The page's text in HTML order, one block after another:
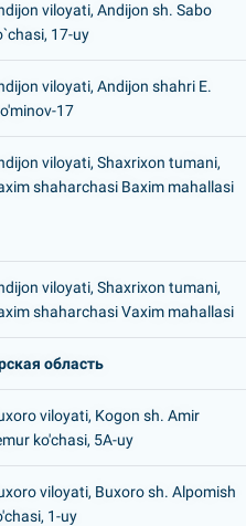
viloyati, Andijon sh. Sabo
17-uy
viloyati, Andijon shahri E.
17
viloyati, Shaxrixon tumani,
shaharchasi Baxim mahallasi
viloyati, Shaxrixon tumani,
shaharchasi Vaxim mahallasi
область
viloyati, Kogon sh. Amir
ko'chasi, 5A-uy
viloyati, Buxoro sh. Alpomish
1-uy